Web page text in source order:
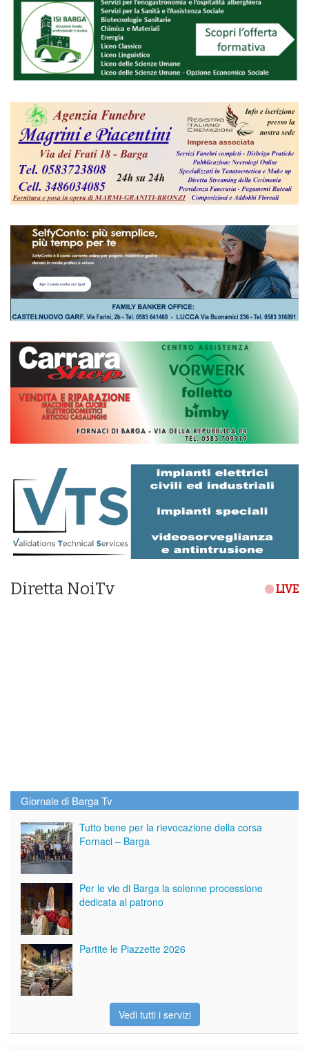
Diretta NoiTv LIVE
Giornale di Barga Tv
Tutto bene per la rievocazione della corsa
Fornaci – Barga
Per le vie di Barga la solenne processione
dedicata al patrono
Partite le Piazzette 2026
Vedi tutti i servizi